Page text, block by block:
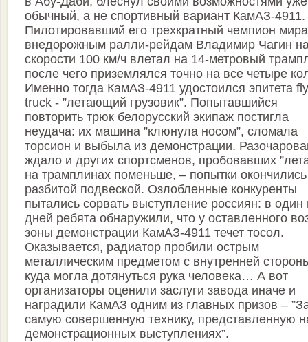
обычный, а не спортивный вариант КамАЗ-4911.
Пилотировавший его трехкратный чемпион
внедорожным ралли-рейдам Владимир Чагин
скорости 100 км/ч влетал на 14-метровый
после чего приземлялся точно на все четыре
Именно тогда КамАЗ-4911 удостоился эпитета
truck - ”летающий грузовик”. Попытавшийся
повторить трюк белорусский экипаж постигла
неудача: их машина ”клюнула носом”, сломала
торсион и выбыла из демонстрации.
ждало и других спортсменов, пробовавших
на трамплинах поменьше, – попытки окончились
разбитой подвеской. Озлобленные конкуренты
пытались сорвать выступление россиян: в один
дней ребята обнаружили, что у оставленного
зоны демонстрации КамАЗ-4911 течет тосол.
Оказывается, радиатор пробили острым
металлическим предметом с внутренней
куда могла дотянуться рука человека… А вот
организаторы оценили заслуги завода иначе и
наградили КамАЗ одним из главных призов –
самую совершенную технику, представленную
демонстрационных выступлениях”.